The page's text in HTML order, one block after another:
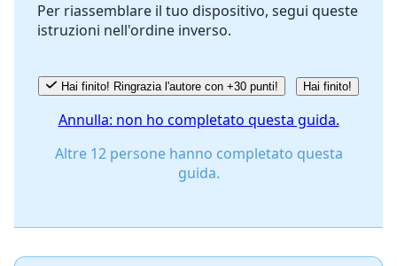
Annulla
Per riassemblare il tuo dispositivo, segui queste
istruzioni nell'ordine inverso.
Hai finito! Ringrazia l'autore con +30 punti! Hai finito!
Annulla: non ho completato questa guida.
Altre 12 persone hanno completato questa
guida.